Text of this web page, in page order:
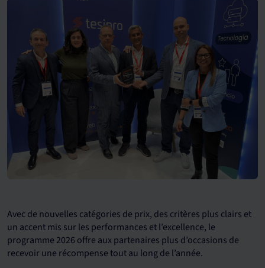
Avec de nouvelles catégories de prix, des critères plus clairs et
un accent mis sur les performances et l’excellence, le
programme 2026 offre aux partenaires plus d’occasions de
recevoir une récompense tout au long de l’année.